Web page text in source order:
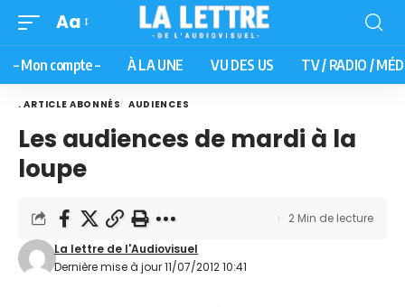
Aa
– Mon compte – À LA UNE VU DES US TV / RADIO /
. ARTICLE ABONNÉS AUDIENCES
Les audiences de mardi à la
loupe
Dernière mise à jour 11/07/2012 10:41
La lettre de l'Audiovisuel
2 Min de lecture